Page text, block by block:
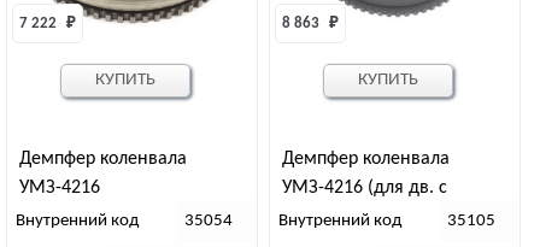
Демпфер коленвала
УМЗ-4216
7 222 ₽
Внутренний код 35054
КУПИТЬ
Демпфер коленвала
УМЗ-4216 (для дв. с
поликлиновым ремнём)
8 863 ₽
Внутренний код 35105
КУПИТЬ